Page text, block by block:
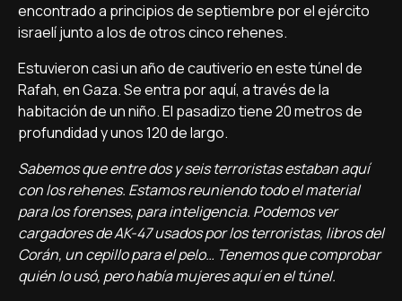
encontrado a principios de septiembre por el ejército
israelí junto a los de otros cinco rehenes.
Estuvieron casi un año de cautiverio en este túnel de
Rafah, en Gaza. Se entra por aquí, a través de la
habitación de un niño. El pasadizo tiene 20 metros de
profundidad y unos 120 de largo.
Sabemos que entre dos y seis terroristas estaban aquí
con los rehenes. Estamos reuniendo todo el material
para los forenses, para inteligencia. Podemos ver
cargadores de AK-47 usados por los terroristas, libros del
Corán, un cepillo para el pelo… Tenemos que comprobar
quién lo usó, pero había mujeres aquí en el túnel.